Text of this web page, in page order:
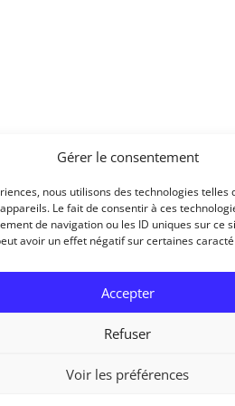
Gérer le consentement
nous utilisons des technologies telles
Le fait de consentir à ces
de navigation ou les ID uniques sur ce
avoir un effet négatif sur certaines
Accepter
Refuser
Voir les préférences